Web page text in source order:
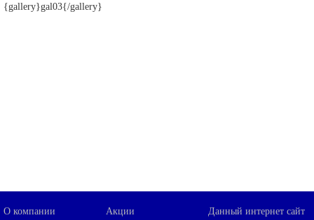
{gallery}gal03{/gallery}
О компании
Акции
Данный интернет сайт